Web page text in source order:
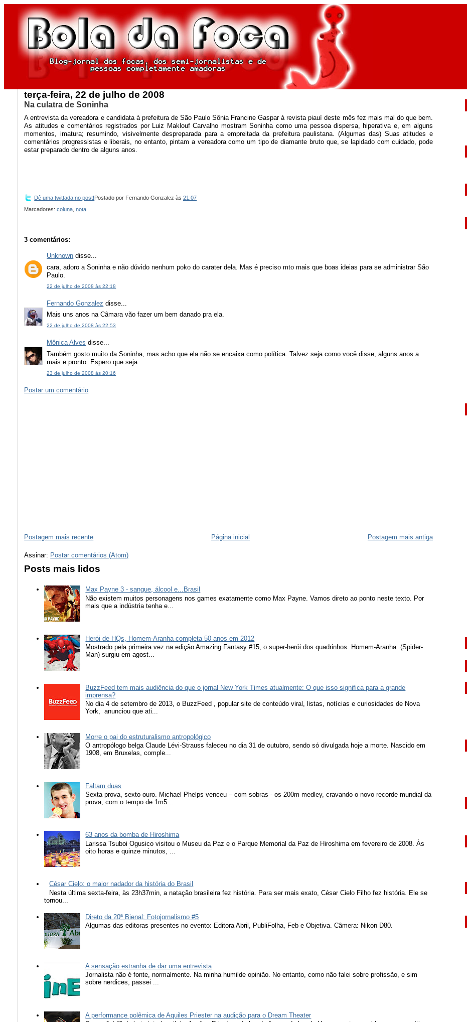
terça-feira, 22 de julho de 2008
Na culatra de Soninha
A entrevista da vereadora e candidata à prefeitura de São Paulo Sônia Francine Gaspar à revista piauí deste mês fez mais mal do que bem.
As atitudes e comentários registrados por Luiz Maklouf Carvalho mostram Soninha como uma pessoa dispersa, hiperativa e, em alguns
momentos, imatura; resumindo, visivelmente despreparada para a empreitada da prefeitura paulistana. (Algumas das) Suas atitudes e
comentários progressistas e liberais, no entanto, pintam a vereadora como um tipo de diamante bruto que, se lapidado com cuidado, pode
estar preparado dentro de alguns anos.
Dê uma twittada no post! Postado por Fernando Gonzalez às21:07
Marcadores:coluna ,nota
3 comentários:
Unknown disse...
cara, adoro a Soninha e não dúvido nenhum poko do carater dela. Mas é preciso mto mais que boas ideias para se administrar São
Paulo.
22 de julho de 2008 às 22:18
Fernando Gonzalez disse...
Mais uns anos na Câmara vão fazer um bem danado pra ela.
22 de julho de 2008 às 22:53
Mônica Alves disse...
Também gosto muito da Soninha, mas acho que ela não se encaixa como política. Talvez seja como você disse, alguns anos a
mais e pronto. Espero que seja.
23 de julho de 2008 às 20:16
Postar um comentário
Postagem mais recente Postagem mais antiga
Página inicial
Assinar: Postar comentários (Atom)
Posts mais lidos
Max Payne 3 - sangue, álcool e...Brasil
Não existem muitos personagens nos games exatamente como Max Payne. Vamos direto ao ponto neste texto. Por
mais que a indústria tenha e...
Herói de HQs, Homem-Aranha completa 50 anos em 2012
Mostrado pela primeira vez na edição Amazing Fantasy #15, o super-herói dos quadrinhos Homem-Aranha (Spider-
Man) surgiu em agost...
BuzzFeed tem mais audiência do que o jornal New York Times atualmente: O que isso significa para a grande
imprensa?
No dia 4 de setembro de 2013, o BuzzFeed , popular site de conteúdo viral, listas, notícias e curiosidades de Nova
York, anunciou que ati...
Morre o pai do estruturalismo antropológico
O antropólogo belga Claude Lévi-Strauss faleceu no dia 31 de outubro, sendo só divulgada hoje a morte. Nascido em
1908, em Bruxelas, comple...
Faltam duas
Sexta prova, sexto ouro. Michael Phelps venceu – com sobras - os 200m medley, cravando o novo recorde mundial da
prova, com o tempo de 1m5...
63 anos da bomba de Hiroshima
Larissa Tsuboi Ogusico visitou o Museu da Paz e o Parque Memorial da Paz de Hiroshima em fevereiro de 2008. Às
oito horas e quinze minutos, ...
César Cielo: o maior nadador da história do Brasil
Nesta última sexta-feira, às 23h37min, a natação brasileira fez história. Para ser mais exato, César Cielo Filho fez história. Ele se
tornou...
Direto da 20ª Bienal: Fotojornalismo #5
Algumas das editoras presentes no evento: Editora Abril, PubliFolha, Feb e Objetiva. Câmera: Nikon D80.
A sensação estranha de dar uma entrevista
Jornalista não é fonte, normalmente. Na minha humilde opinião. No entanto, como não falei sobre profissão, e sim
sobre nerdices, passei ...
A performance polêmica de Aquiles Priester na audição para o Dream Theater